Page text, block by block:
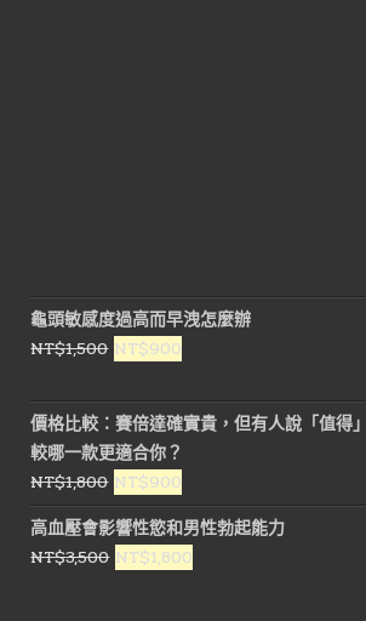
龜頭敏感度過高而早洩怎麼辦
NT$1,500 原
價
格：
NT$1,500。
NT$900
價
格：
NT$900。
價格比較：賽倍達確實貴，但有人說「值得
較哪一款更適合你？
NT$1,800 原
始
價
格：
NT$900
前
價
格：
高血壓會影響性慾和男性勃起能力
NT$3,500 原
NT$1,800